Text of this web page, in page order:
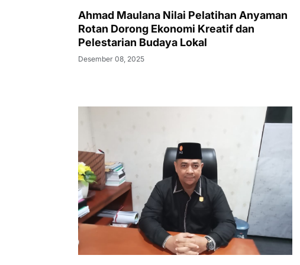
Ahmad Maulana Nilai Pelatihan Anyaman
Rotan Dorong Ekonomi Kreatif dan
Pelestarian Budaya Lokal
Desember 08, 2025